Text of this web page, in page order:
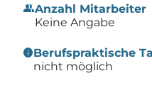
groupAnzahl Mitarbeiter
Keine Angabe
infoBerufspraktische
nicht möglich